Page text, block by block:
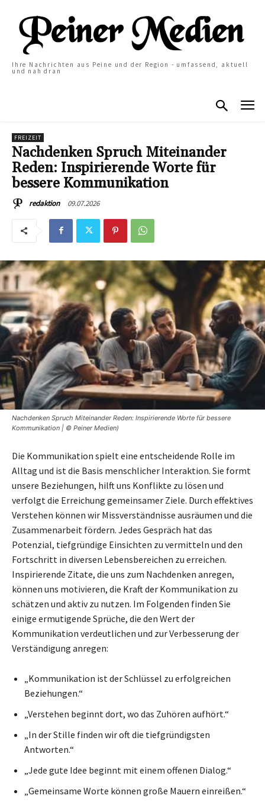
Ihre Nachrichten aus Peine und der Region - umfassend, aktuell
und nah dran
FREIZEIT
Nachdenken Spruch Miteinander
Reden: Inspirierende Worte für
bessere Kommunikation
redaktion 09.07.2026
Nachdenken Spruch Miteinander Reden: Inspirierende Worte für bessere
Kommunikation | © Peiner Medien)
Die Kommunikation spielt eine entscheidende Rolle im
Alltag und ist die Basis menschlicher Interaktion. Sie formt
unsere Beziehungen, hilft uns Konflikte zu lösen und
verfolgt die Erreichung gemeinsamer Ziele. Durch effektives
Verstehen können wir Missverständnisse ausräumen und die
Zusammenarbeit fördern. Jedes Gespräch hat das
Potenzial, tiefgründige Einsichten zu vermitteln und den
Fortschritt in diversen Lebensbereichen zu erreichen.
Inspirierende Zitate, die uns zum Nachdenken anregen,
können uns motivieren, die Kraft der Kommunikation zu
schätzen und aktiv zu nutzen. Im Folgenden finden Sie
einige ermutigende Sprüche, die den Wert der
Kommunikation verdeutlichen und zur Verbesserung der
Verständigung anregen:
„Kommunikation ist der Schlüssel zu erfolgreichen
Beziehungen.“
„Verstehen beginnt dort, wo das Zuhören aufhört.“
„In der Stille finden wir oft die tiefgründigsten
Antworten.“
„Jede gute Idee beginnt mit einem offenen Dialog.“
„Gemeinsame Worte können große Mauern einreißen.“